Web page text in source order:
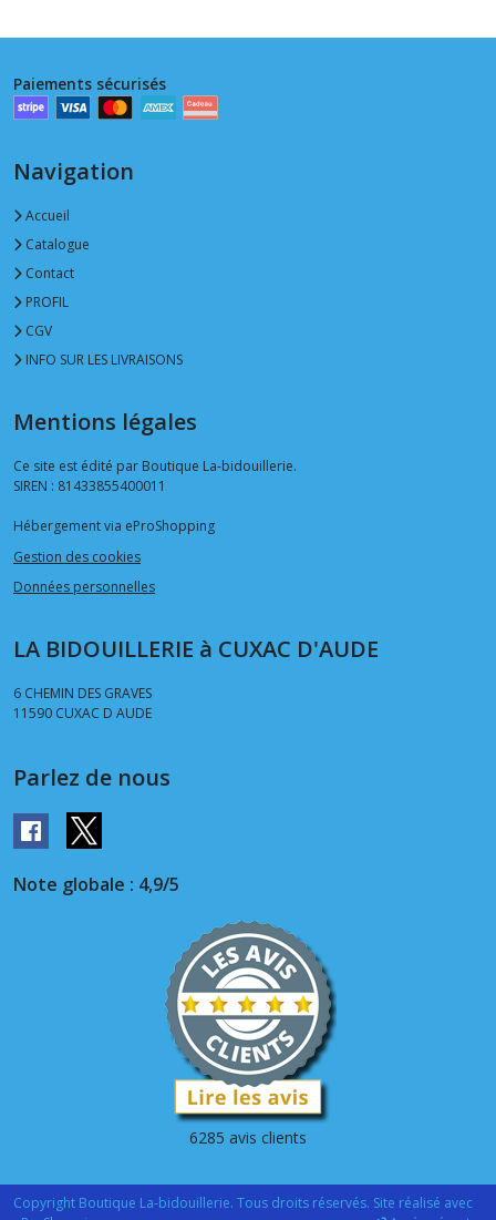
Paiements sécurisés
Navigation
Accueil
Catalogue
Contact
PROFIL
CGV
INFO SUR LES LIVRAISONS
Mentions légales
Ce site est édité par Boutique La-bidouillerie.
SIREN : 81433855400011
Hébergement via eProShopping
Gestion des cookies
Données personnelles
LA BIDOUILLERIE à CUXAC D'AUDE
6 CHEMIN DES GRAVES
11590 CUXAC D AUDE
Parlez de nous
Note globale : 4,9/5
6285 avis clients
Copyright Boutique La-bidouillerie. Tous droits réservés. Site réalisé avec